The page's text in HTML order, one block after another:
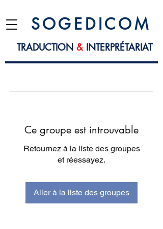
S O G E D I C O M
TRADUCTION &INTERPRÉTARIAT
Ce groupe est introuvable
Retournez à la liste des groupes
et réessayez.
Aller à la liste des groupes